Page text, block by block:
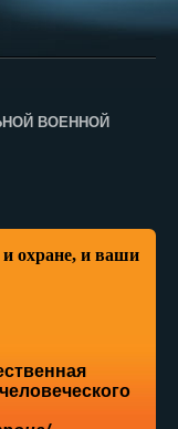
и охране, и ваши
ВОЕННОЙ